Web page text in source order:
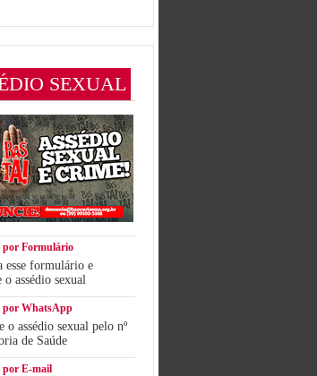
SEXUAL
por Formulário
esse formulário e
o assédio sexual
por WhatsApp
o assédio sexual pelo nº
de Saúde
por E-mail